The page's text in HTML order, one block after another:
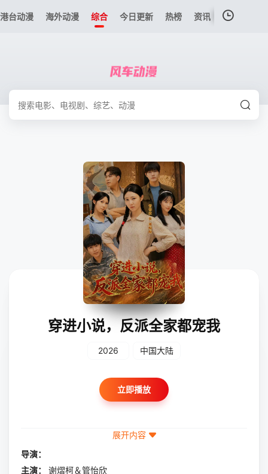
港台动漫 海外动漫 综合 今日更新 热榜 资讯
穿进小说，反派全家都宠我
2026 中国大陆
立即播放
展开内容
导演：
主演：
谢熠柯＆管怡欣